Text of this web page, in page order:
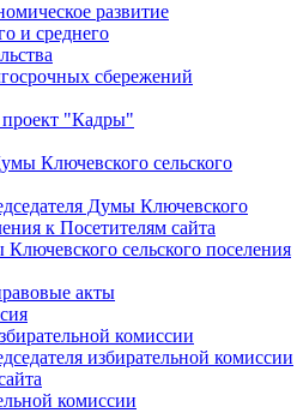
развитие
и среднего
сбережений
"Кадры"
Ключевского сельского
Думы Ключевского
к Посетителям сайта
сельского поселения
акты
комиссии
избирательной комиссии
комиссии